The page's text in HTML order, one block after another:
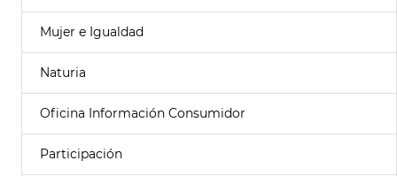
Mujer e Igualdad
Naturia
Oficina Información Consumidor
Participación